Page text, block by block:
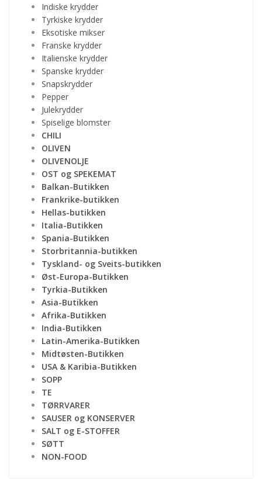
Indiske krydder
Tyrkiske krydder
Eksotiske mikser
Franske krydder
Italienske krydder
Spanske krydder
Snapskrydder
Pepper
Julekrydder
Spiselige blomster
CHILI
OLIVEN
OLIVENOLJE
OST og SPEKEMAT
Balkan-Butikken
Frankrike-butikken
Hellas-butikken
Italia-Butikken
Spania-Butikken
Storbritannia-butikken
Tyskland- og Sveits-butikken
Øst-Europa-Butikken
Tyrkia-Butikken
Asia-Butikken
Afrika-Butikken
India-Butikken
Latin-Amerika-Butikken
Midtøsten-Butikken
USA & Karibia-Butikken
SOPP
TE
TØRRVARER
SAUSER og KONSERVER
SALT og E-STOFFER
SØTT
NON-FOOD